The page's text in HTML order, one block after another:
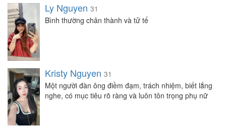
Ly Nguyen 31
Bình thường chân thành và tử tế
Kristy Nguyen 31
Một người đàn ông điềm đạm, trách nhiệm, biết lắng
nghe, có mục tiêu rõ ràng và luôn tôn trọng phụ nữ